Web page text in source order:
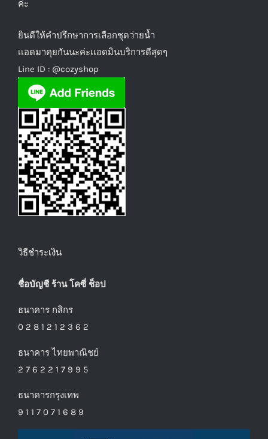
ค่ะ
ยินดีให้คำปรึกษาการเลือกชุดว่ายน้ำ
เเอดมาคุยกันนะค่ะเเอดมินบริการดีสุดๆ
Line ID : @cozyshop
วิธีชำระเงิน
ชื่อบัญชี ร้าน โคซี่ ช็อป
ธนาคาร กสิกร
0 2 8 1 2 1 2 3 6 2
ธนาคาร ไทยพาณิชย์
2 7 6 2 2 1 7 9 9 5
ธนาคารกรุงเทพ
9 1 1 7 0 7 1 6 8 9